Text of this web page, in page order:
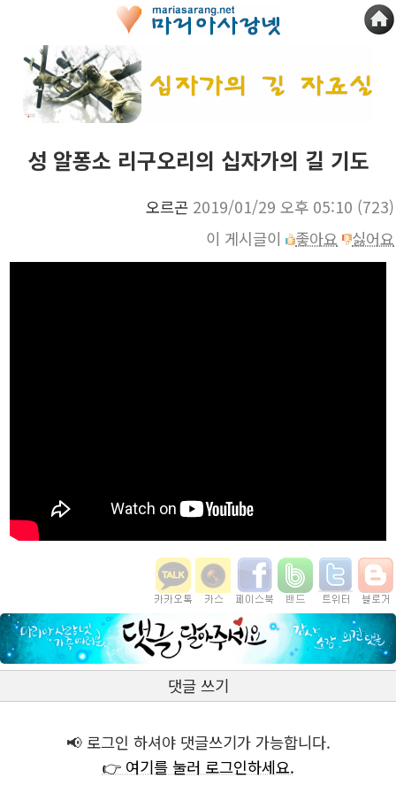
성 알퐁소 리구오리의 십자가의 길 기도
오르곤 2019/01/29 오후 05:10 (723)
이 게시글이
좋아요 싫어요
댓글 쓰기
📢 로그인 하셔야 댓글쓰기가 가능합니다.
👉 여기를 눌러 로그인하세요.